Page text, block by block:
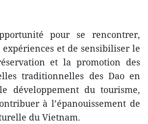
pour se rencontrer,
expériences et de sensibiliser le
et la promotion des
traditionnelles des Dao en
développement du tourisme,
à l’épanouissement de
du Vietnam.